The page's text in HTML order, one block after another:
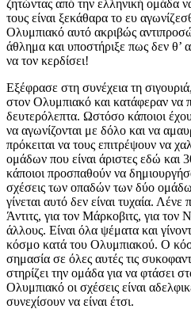
ζητώντας από την ελληνική ομάδα
τους είναι ξεκάθαρα το ευ
Ολυμπιακό αυτό ακριβώς
άθλημα και υποστήριξε πως δεν θ’
να τον κερδίσει!
Εξέφρασε στη συνέχεια τη
στον Ολυμπιακό και κατάφεραν να
δευτερόλεπτα. Ωστόσο κάποιοι
να αγωνίζονται με δόλο και να
πρόκειται να τους επιτρέψουν να
ομάδων που είναι άριστες εδώ και
κάποιοι προσπαθούν να
σχέσεις των οπαδών των δύο
γίνεται αυτό δεν είναι τυχαία.
Άντιτς, για τον Μάρκοβιτς, για τον
άλλους. Είναι όλα ψέματα και
κόσμο κατά του Ολυμπιακού. Ο
σημασία σε όλες αυτές τις
στηρίζει την ομάδα για να φτάσει
Ολυμπιακό οι σχέσεις είναι
συνεχίσουν να είναι έτσι.